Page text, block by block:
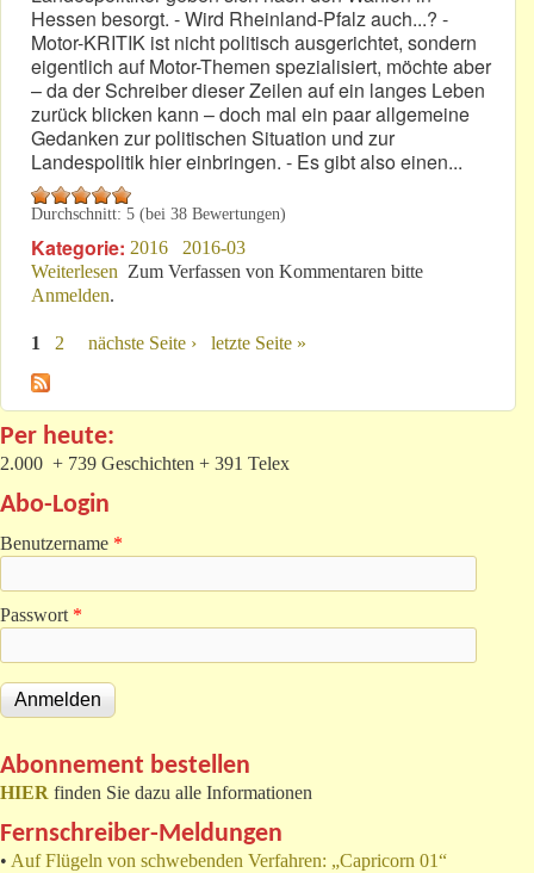
Hessen besorgt. - Wird Rheinland-Pfalz auch...? -
Motor-KRITIK ist nicht politisch ausgerichtet, sondern
eigentlich auf Motor-Themen spezialisiert, möchte aber
– da der Schreiber dieser Zeilen auf ein langes Leben
zurück blicken kann – doch mal ein paar allgemeine
Gedanken zur politischen Situation und zur
Landespolitik hier einbringen. - Es gibt also einen...
Durchschnitt: 5 (bei 38 Bewertungen)
Kategorie: 2016
2016-03
Weiterlesen über „Brückenschlag“: Zu den Wahlen in RLP
Zum Verfassen von Kommentaren bitte
Anmelden.
Seiten
1 2 nächste Seite › letzte Seite »
Per heute:
2.000 + 739 Geschichten + 391 Telex
Abo-Login
Benutzername *
Passwort *
Abonnement bestellen
HIER finden Sie dazu alle Informationen
Fernschreiber-Meldungen
• Auf Flügeln von schwebenden Verfahren: „Capricorn 01“